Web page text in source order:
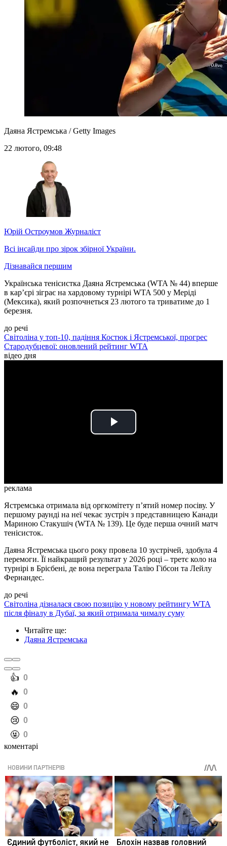
Даяна Ястремська / Getty Images
22 лютого, 09:48
Юрій Остроумов Журналіст
Всі інсайди про зірок збірної України.
Дізнавайся першим
Українська тенісистка Даяна Ястремська (WTA № 44) вперше
в кар’єрі зіграє на хардовому турнірі WTA 500 у Меріді
(Мексика), який розпочнеться 23 лютого та триватиме до 1
березня.
до речі
Світоліна у топ-10, падіння Костюк і Ястремської, прогрес
Стародубцевої: оновлений рейтинг WTA
відео дня
Play
реклама
Ястремська отримала від оргкомітету п’ятий номер посіву. У
першому раунді на неї чекає зустріч з представницею Канади
Мариною Стакушіч (WTA № 139). Це буде перша очний матч
тенісисток.
Даяна Ястремська цього року провела 10 зустрічей, здобула 4
перемоги. Її найкращий результат у 2026 році – третє коло на
турнірі в Брісбені, де вона переграла Талію Гібсон та Лейлу
Фернандес.
до речі
Світоліна дізналася свою позицію у новому рейтингу WTA
після фіналу в Дубаї, за який отримала чималу суму
Читайте ще:
Даяна Ястремська
️👍 0
️🔥 0
️😄 0
️😢 0
️🤬 0
коментарі